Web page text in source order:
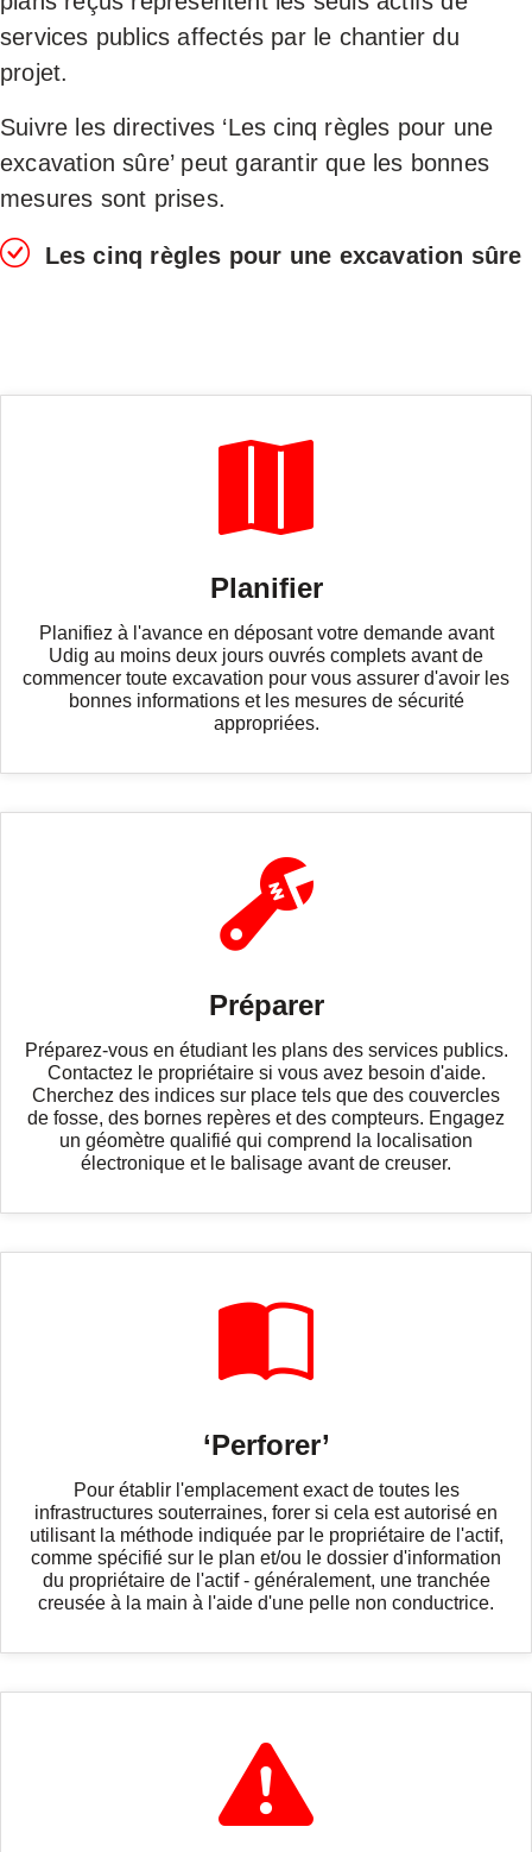
services publics affectés par le chantier du
projet.
Suivre les directives ‘Les cinq règles pour une
excavation sûre’ peut garantir que les bonnes
mesures sont prises.
Les cinq règles pour une excavation sûre
Planifier
Planifiez à l'avance en déposant votre demande avant
Udig au moins deux jours ouvrés complets avant de
commencer toute excavation pour vous assurer d'avoir les
bonnes informations et les mesures de sécurité
appropriées.
Préparer
Préparez-vous en étudiant les plans des services publics.
Contactez le propriétaire si vous avez besoin d'aide.
Cherchez des indices sur place tels que des couvercles
de fosse, des bornes repères et des compteurs. Engagez
un géomètre qualifié qui comprend la localisation
électronique et le balisage avant de creuser.
‘Perforer’
Pour établir l'emplacement exact de toutes les
infrastructures souterraines, forer si cela est autorisé en
utilisant la méthode indiquée par le propriétaire de l'actif,
comme spécifié sur le plan et/ou le dossier d'information
du propriétaire de l'actif - généralement, une tranchée
creusée à la main à l'aide d'une pelle non conductrice.